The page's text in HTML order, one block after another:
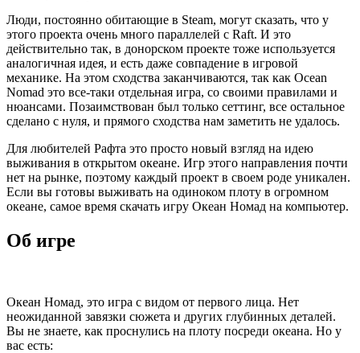
Люди, постоянно обитающие в Steam, могут сказать, что у
этого проекта очень много параллелей с Raft. И это
действительно так, в донорском проекте тоже используется
аналогичная идея, и есть даже совпадение в игровой
механике. На этом сходства заканчиваются, так как Ocean
Nomad это все-таки отдельная игра, со своими правилами и
нюансами. Позаимствован был только сеттинг, все остальное
сделано с нуля, и прямого сходства нам заметить не удалось.
Для любителей Рафта это просто новый взгляд на идею
выживания в открытом океане. Игр этого направления почти
нет на рынке, поэтому каждый проект в своем роде уникален.
Если вы готовы выживать на одиноком плоту в огромном
океане, самое время скачать игру Океан Номад на компьютер.
Об игре
Океан Номад, это игра с видом от первого лица. Нет
неожиданной завязки сюжета и других глубинных деталей.
Вы не знаете, как проснулись на плоту посреди океана. Но у
вас есть: